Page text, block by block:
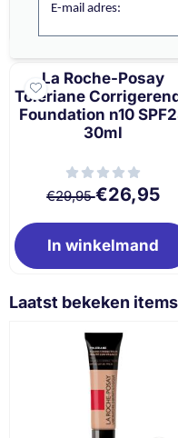
E-mail adres:
In winkelmand
La Roche-Posay
Toleriane
Foundation n10
30ml
Van 29,95
€29,95€26,95
In winkelmand
Laatst bekeken items